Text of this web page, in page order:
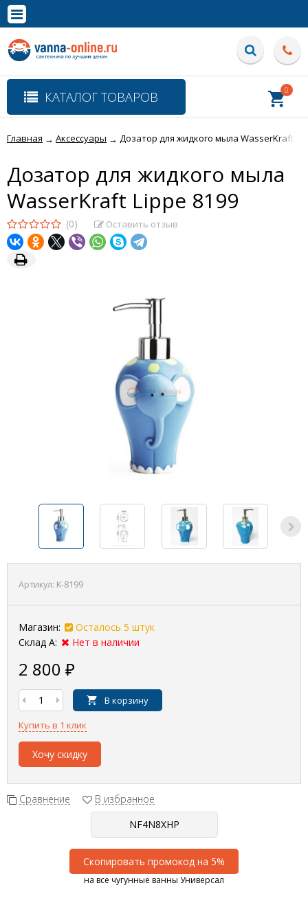
Полная версия сайта
КАТАЛОГ ТОВАРОВ 0
Главная → Аксессуары → Дозатор для жидкого мыла WasserKraft
Дозатор для жидкого мыла
WasserKraft Lippe 8199
(0) Оставить отзыв
Артикул: K-8199
Магазин:
Осталось 5 штук
Склад А:
Нет в наличии
2 800 ₽
В корзину
Купить в 1 клик
Хочу скидку
Сравнение В избранное
Скопировать промокод на 5%
на все чугунные ванны Универсал